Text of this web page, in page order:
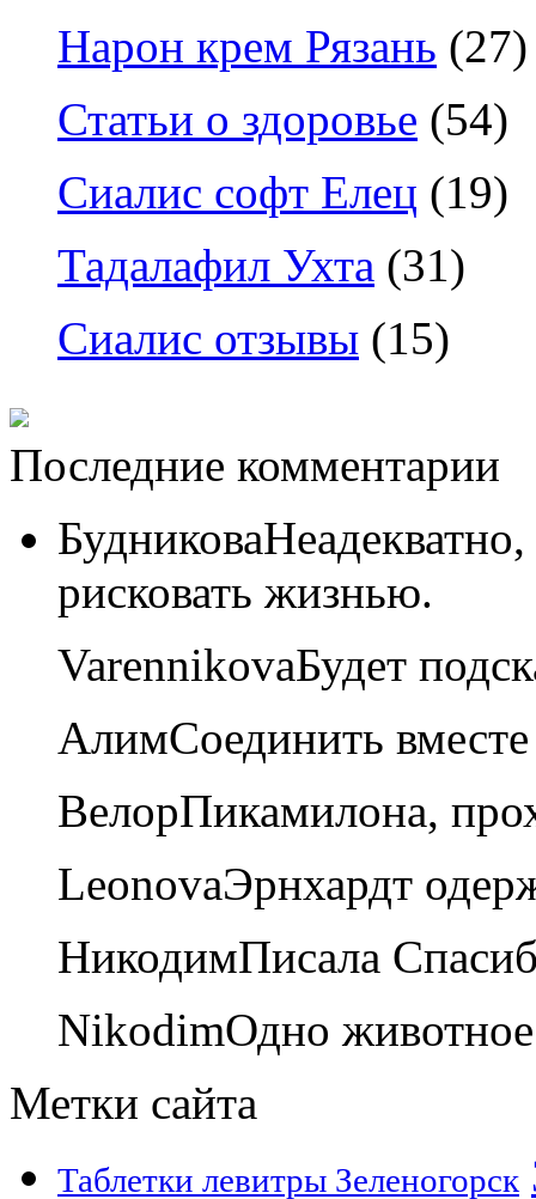
Нарон крем Рязань (27)
Статьи о здоровье (54)
Сиалис софт Елец (19)
Тадалафил Ухта (31)
Сиалис отзывы (15)
Последние комментарии
Будникова
рисковать жизнью.
VarennikovaБудет
АлимСоединить вместе
ВелорПикамилона,
LeonovaЭрнхардт
НикодимПисала
NikodimОдно
Метки сайта
Таблетки левитры Зеленогорск